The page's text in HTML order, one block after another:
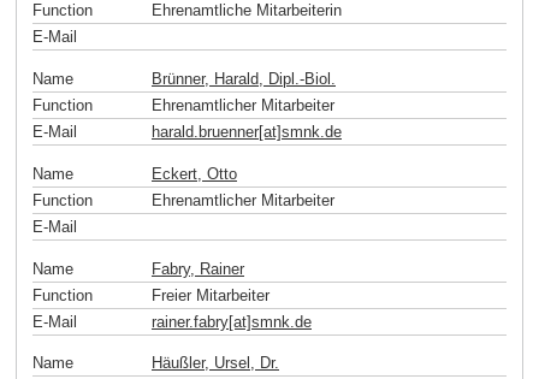
Function
Ehrenamtliche Mitarbeiterin
E-Mail
Name
Brünner, Harald, Dipl.-Biol.
Function
Ehrenamtlicher Mitarbeiter
E-Mail
harald.bruenner[at]smnk.de
Name
Eckert, Otto
Function
Ehrenamtlicher Mitarbeiter
E-Mail
Name
Fabry, Rainer
Function
Freier Mitarbeiter
E-Mail
rainer.fabry[at]smnk de
Name
Häußler, Ursel, Dr.